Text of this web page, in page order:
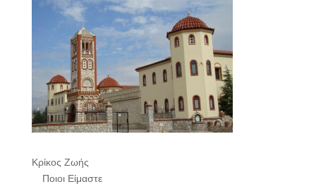
Κρίκος Ζωής
Ποιοι Είμαστε